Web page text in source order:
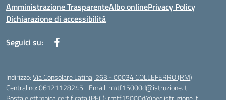
Amministrazione TrasparenteAlbo onlinePrivacy Policy
Dichiarazione di accessibilità
Seguici su:
Indirizzo:Via Consolare Latina, 263 - 00034 COLLEFERRO (RM)
Centralino:06121128245 Email: rmtf15000d@istruzione.it